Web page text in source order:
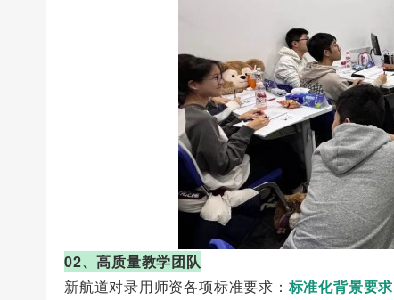
02、高质量教学团队
新航道对录用师资各项标准要求： 标准化背景要